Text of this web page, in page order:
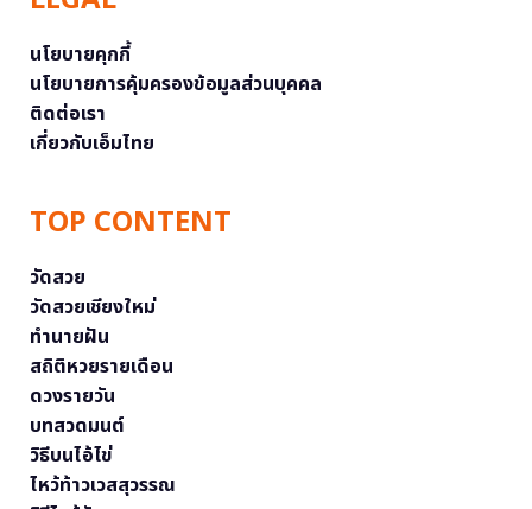
นโยบายคุกกี้
นโยบายการคุ้มครองข้อมูลส่วนบุคคล
ติดต่อเรา
เกี่ยวกับเอ็มไทย
TOP CONTENT
วัดสวย
วัดสวยเชียงใหม่
ทำนายฝัน
สถิติหวยรายเดือน
ดวงรายวัน
บทสวดมนต์
วิธีบนไอ้ไข่
ไหว้ท้าวเวสสุวรรณ